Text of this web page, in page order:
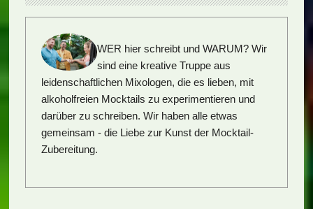
WER hier schreibt und WARUM? Wir
sind eine kreative Truppe aus
leidenschaftlichen Mixologen, die es lieben, mit
alkoholfreien Mocktails zu experimentieren und
darüber zu schreiben. Wir haben alle etwas
gemeinsam - die Liebe zur Kunst der Mocktail-
Zubereitung.